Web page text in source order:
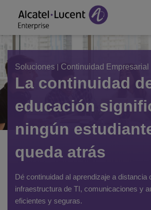
Soluciones | Continuidad Empresarial
La continuidad
educación
ningún
queda atrás
Dé continuidad al aprendizaje a distancia
infraestructura de TI, comunicaciones y
eficientes y seguras.